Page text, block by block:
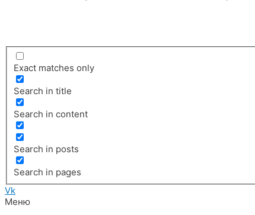
Exact matches only
Search in title
Search in content
Search in posts
Search in pages
Vk
Меню